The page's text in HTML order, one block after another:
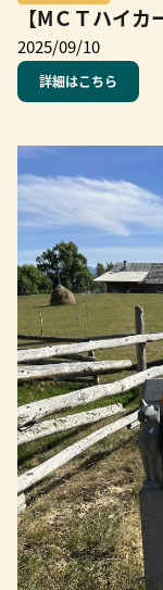
【MＣＴハイカ
2025/09/10
詳細はこちら